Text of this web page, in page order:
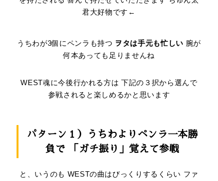
君大好物です←
うちわが3個にペンラも持つ ヲタは手元も忙しい 腕が
何本あっても足りませんね
WEST魂に今後行かれる方は 下記の３択から選んで
参戦されると楽しめるかと思います
パターン１）うちわよりペンラ一本勝
負で
「ガチ振り」覚えて参戦
と、いうのも WESTの曲はびっくりするくらい ファ